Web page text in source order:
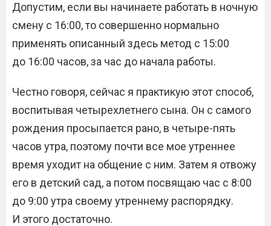
Допустим, если вы начинаете работать в ночную
смену с 16:00, то совершенно нормально
применять описанный здесь метод с 15:00
до 16:00 часов, за час до начала работы.
Честно говоря, сейчас я практикую этот способ,
воспитывая четырехлетнего сына. Он с самого
рождения просыпается рано, в четыре-пять
часов утра, поэтому почти все мое утреннее
время уходит на общение с ним. Затем я отвожу
его в детский сад, а потом посвящаю час с 8:00
до 9:00 утра своему утреннему распорядку.
И этого достаточно.